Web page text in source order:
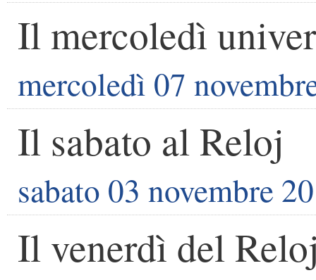
Il mercoledì
mercoledì 07
Il sabato al Reloj
sabato 03 novembre
Il venerdì del